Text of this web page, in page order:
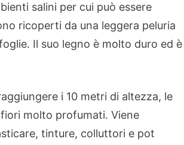
salini per cui può essere
ricoperti da una leggera peluria
Il suo legno è molto duro ed è
i 10 metri di altezza, le
molto profumati. Viene
tinture, colluttori e pot